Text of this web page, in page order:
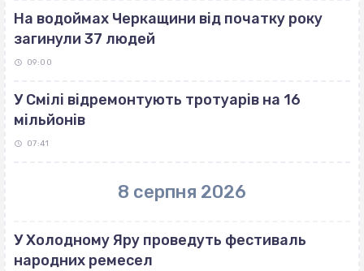
На водоймах Черкащини від початку року
загинули 37 людей
09:00
У Смілі відремонтують тротуарів на 16
мільйонів
07:41
8 серпня 2026
У Холодному Яру проведуть фестиваль
народних ремесел